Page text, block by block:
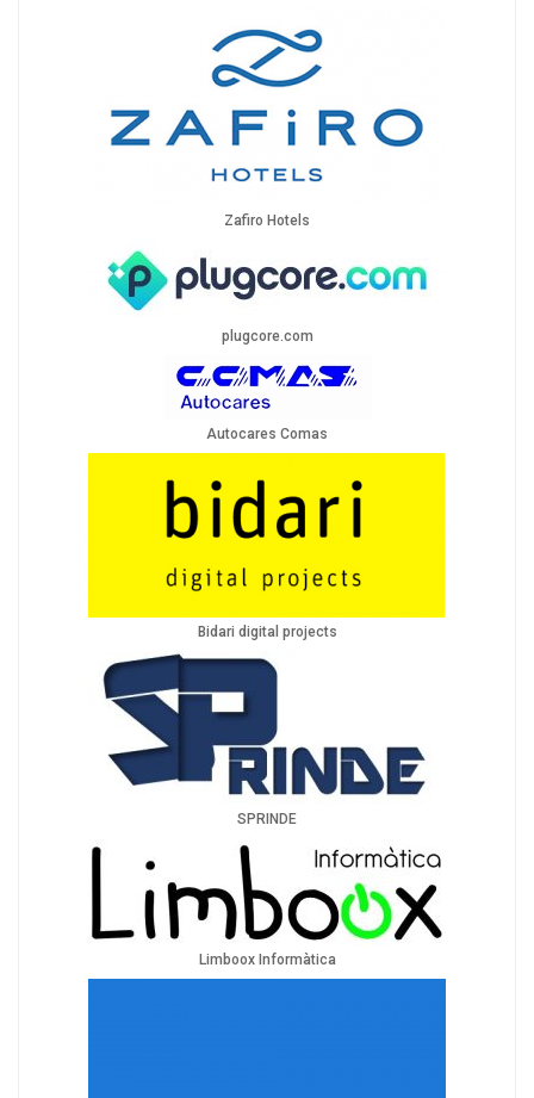
Zafiro Hotels
plugcore.com
Autocares Comas
Bidari digital projects
SPRINDE
Limboox Informàtica